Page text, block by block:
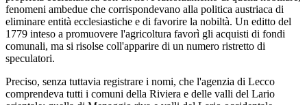
fenomeni ambedue che corrispondevano alla politica austriaca di
eliminare entità ecclesiastiche e di favorire la nobiltà. Un editto del
1779 inteso a promuovere l'agricoltura favorì gli acquisti di fondi
comunali, ma si risolse coll'apparire di un numero ristretto di
speculatori.
Preciso, senza tuttavia registrare i nomi, che l'agenzia di Lecco
comprendeva tutti i comuni della Riviera e delle valli del Lario